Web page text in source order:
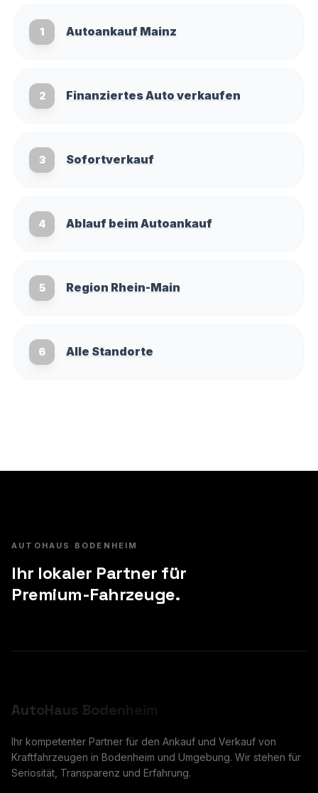
1 Autoankauf Mainz
2 Finanziertes Auto verkaufen
3 Sofortverkauf
4 Ablauf beim Autoankauf
5 Region Rhein-Main
6 Alle Standorte
AUTOHAUS BODENHEIM
Ihr lokaler Partner für
Premium-Fahrzeuge.
AutoHaus Bodenheim
Ihr kompetenter Partner für den Ankauf und Verkauf von
Kraftfahrzeugen in Bodenheim und Umgebung. Wir stehen für
Seriosität, Transparenz und Erfahrung.